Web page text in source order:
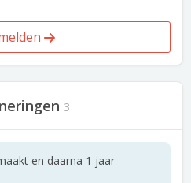
3
en daarna 1 jaar